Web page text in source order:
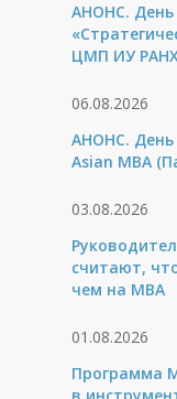
АНОНС.
ЦМП ИУ
06.08.2026
АНОНС. День
Asian MBA
03.08.2026
считают,
чем на МВА
01.08.2026
Программа